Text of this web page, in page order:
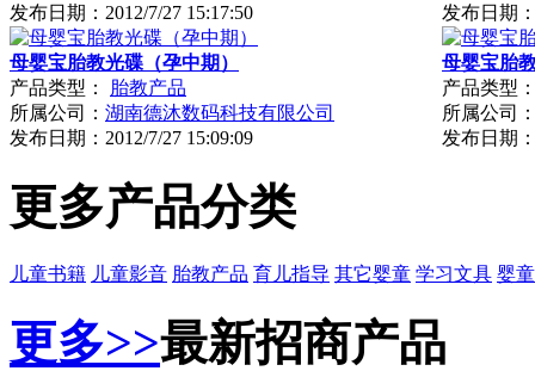
发布日期： 2012/7/27 15:17:50
发布日期
母婴宝胎教光碟（孕中期）
产品类型：
胎教产品
所属公司： 湖南德沐数码科技有限公司
发布日期： 2012/7/27 15:09:09
母婴宝胎
产品类型
所属公司
发布日期
更多产品分类
儿童书籍 儿童影音 胎教产品 育儿指导 其它婴童 学习文具 婴
更多>>最新招商产品